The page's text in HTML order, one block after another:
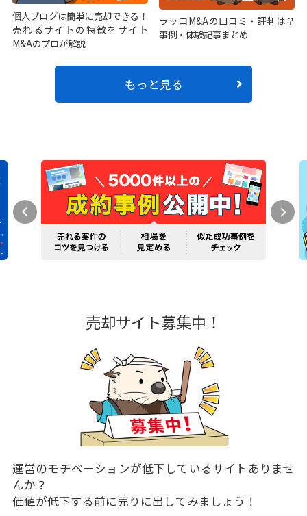
個人ブログは簡単に売却できる！
売れるサイトの特徴をサイト
M&Aのプロが解説
ラッコM&Aの口コミ・評判は？
事例・体験記事まとめ
もっと見る
売却サイト募集中！
運営のモチベーションが低下しているサイトありませ
んか？
価値が低下する前に売りに出してみましょう！